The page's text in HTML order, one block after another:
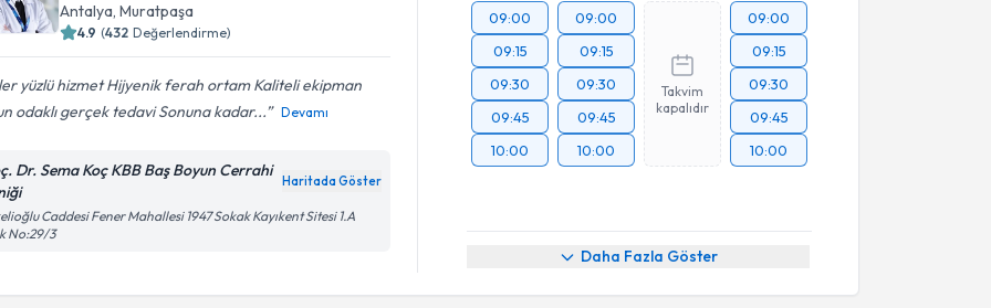
Antalya, Muratpaşa
4.9 (432 Değerlendirme)
yüzlü hizmet Hijyenik ferah ortam Kaliteli ekipman
odaklı gerçek tedavi Sonuna kadar...
Devamı
Dr. Sema Koç KBB Baş Boyun Cerrahi
Haritada Göster
Caddesi Fener Mahallesi 1947 Sokak Kayıkent Sitesi 1.A
No:29/3
09:00
09:15
09:30
09:45
10:00
09:00
09:15
09:30
09:45
10:00
Takvim
kapalıdır
09:00
09:15
09:30
09:45
10:00
Daha Fazla Göster